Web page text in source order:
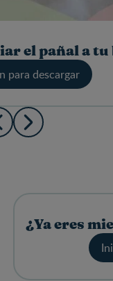
el pañal a tu
para descargar
¿Ya eres